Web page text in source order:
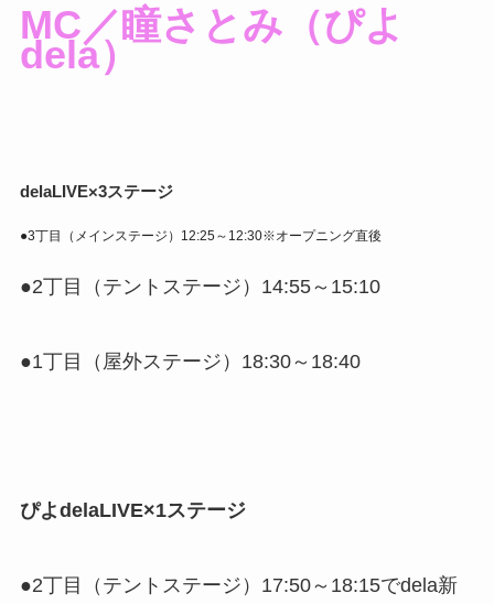
MC／瞳さとみ（ぴよ
dela）
delaLIVE×3ステージ
●3丁目（メインステージ）12:25～12:30※オープニング直後
●2丁目（テントステージ）14:55～15:10
●1丁目（屋外ステージ）18:30～18:40
ぴよdelaLIVE×1ステージ
●2丁目（テントステージ）17:50～18:15でdela新